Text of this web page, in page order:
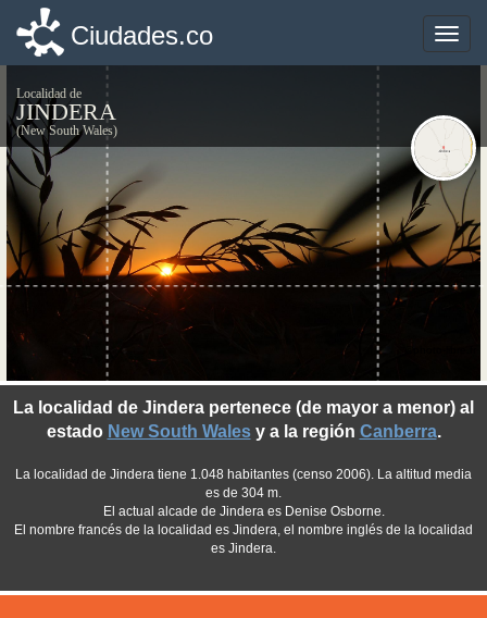
Toggle
Ciudades.co
Localidad de
JINDERA
(New South Wales)
La localidad de Jindera pertenece (de mayor a menor) al
estado New South Walesy a la región Canberra.
La localidad de Jindera tiene 1.048 habitantes (censo 2006). La altitud media
es de 304 m.
El actual alcade de Jindera es Denise Osborne.
El nombre francés de la localidad es Jindera, el nombre inglés de la localidad
es Jindera.
Toggle
Ciudades.co